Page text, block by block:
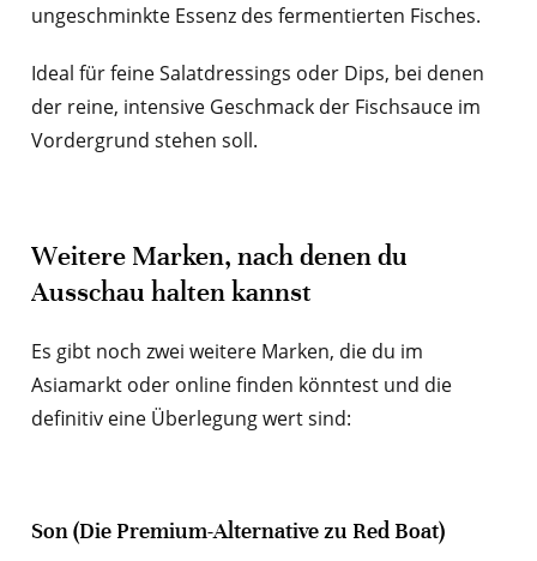
ungeschminkte Essenz des fermentierten Fisches.
Ideal für feine Salatdressings oder Dips, bei denen
der reine, intensive Geschmack der Fischsauce im
Vordergrund stehen soll.
Weitere Marken, nach denen du
Ausschau halten kannst
Es gibt noch zwei weitere Marken, die du im
Asiamarkt oder online finden könntest und die
definitiv eine Überlegung wert sind:
Son (Die Premium-Alternative zu Red Boat)